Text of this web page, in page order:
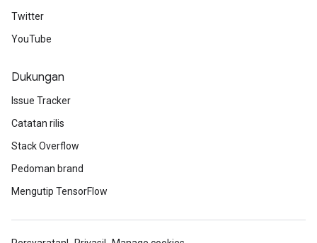
Twitter
YouTube
Dukungan
Issue Tracker
Catatan rilis
Stack Overflow
Pedoman brand
Mengutip TensorFlow